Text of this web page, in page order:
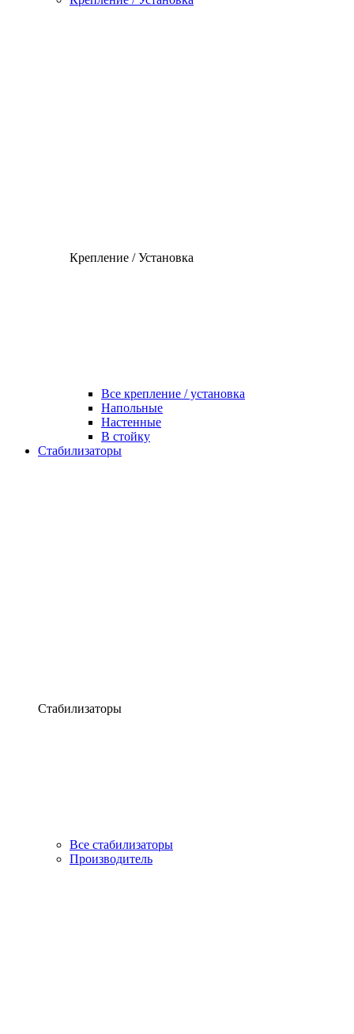
Крепление / Установка
Все крепление / установка
Напольные
Настенные
В стойку
Стабилизаторы
Стабилизаторы
Все стабилизаторы
Производитель